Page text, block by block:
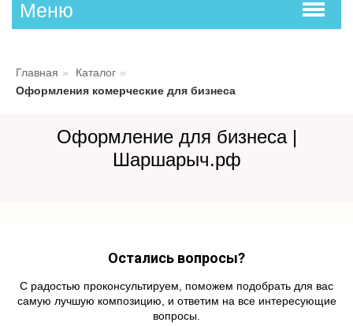
Главная » Каталог »
Оформления комерческие для бизнеса
Оформление для бизнеса |
Шаршарыч.рф
Остались вопросы?
С радостью проконсультируем, поможем подобрать для вас
самую лучшую композицию, и ответим на все интересующие
вопросы.